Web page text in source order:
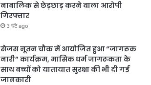
नाबालिक से छेड़छाड़ करने वाला आरोपी
गिरफ्तार
3 घंटे ago
सेजस नूतन चौक में आयोजित हुआ “जागरूक
नारी” कार्यक्रम, मासिक धर्म जागरूकता के
साथ बच्चों को यातायात सुरक्षा की भी दी गई
जानकारी